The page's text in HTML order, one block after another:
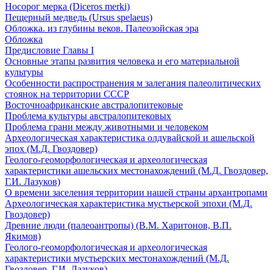
Носорог мерка (Diceros merki)
Пещерный медведь (Ursus spelaeus)
Обложка. из глубины веков. Палеозойская эра
Обложка
Предисловие Главы I
Основные этапы развития человека и его материальной
культуры
Особенности распространения м залегания палеолитических
стоянок на территории СССР
Восточноафриканские австралопитековые
Проблема культуры австралопитековых
Проблема грани между животными и человеком
Археологическая характеристика олдувайской и ашельской
эпох (М.Д. Гвоздовер)
Геолого-геоморфологическая и археологическая
характеристики ашельских местонахождений (М.Д. Гвоздовер,
Г.И. Лазуков)
О времени заселения территории нашей страны архантропами
Археологическая характеристика мустьерской эпохи (М.Д.
Гвоздовер)
Древние люди (палеоантропы) (В.М. Харитонов, В.П.
Якимов)
Геолого-геоморфологическая и археологическая
характеристики мустьерских местонахождений (М.Д.